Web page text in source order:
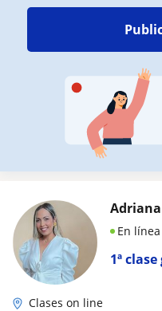
1ª
Adriana
En línea
Clases on line